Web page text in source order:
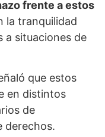
frente a estos
la tranquilidad
a situaciones de
que estos
en distintos
de
derechos.